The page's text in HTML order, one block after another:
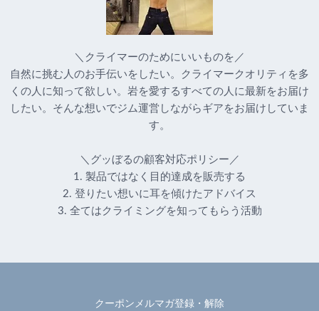
＼クライマーのためにいいものを／
自然に挑む人のお手伝いをしたい。クライマークオリティを多
くの人に知って欲しい。岩を愛するすべての人に最新をお届け
したい。そんな想いでジム運営しながらギアをお届けしていま
す。
＼グッぼるの顧客対応ポリシー／
1. 製品ではなく目的達成を販売する
2. 登りたい想いに耳を傾けたアドバイス
3. 全てはクライミングを知ってもらう活動
クーポンメルマガ登録・解除